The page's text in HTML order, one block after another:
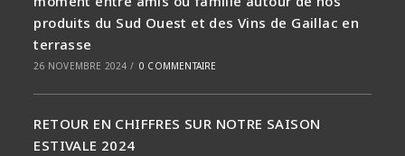
produits du Sud Ouest et des Vins de Gaillac en
terrasse
26 NOVEMBRE 2024 / 0 COMMENTAIRE
RETOUR EN CHIFFRES SUR NOTRE SAISON
ESTIVALE 2024